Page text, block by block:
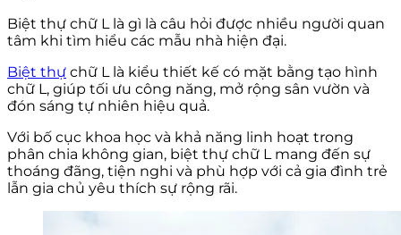
Biệt thự chữ L là gì là câu hỏi được nhiều người quan
tâm khi tìm hiểu các mẫu nhà hiện đại.
Biệt thự chữ L là kiểu thiết kế có mặt bằng tạo hình
chữ L, giúp tối ưu công năng, mở rộng sân vườn và
đón sáng tự nhiên hiệu quả.
Với bố cục khoa học và khả năng linh hoạt trong
phân chia không gian, biệt thự chữ L mang đến sự
thoáng đãng, tiện nghi và phù hợp với cả gia đình trẻ
lẫn gia chủ yêu thích sự rộng rãi.